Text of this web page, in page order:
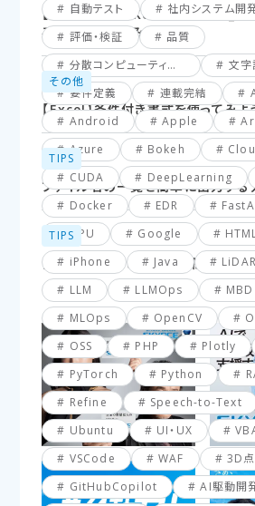
自動テスト
社内システム開
評価・検証
品質
分散コンピューティング
文字
要件定義
連載完結
Android
Apple
Azure
Bokeh
CUDA
DeepLearning
Docker
EDR
GPU
Google
iPhone
Java LiDAR
LLM
LLMOps MBD
MLOps
OpenCV
OSS
PHP Plotly
PyTorch
Python
Refine
Speech-to-Text
Ubuntu
UI・UX
VSCode
WAF 3D
GitHubCopilot
AI駆動開
【Excel】XLOOKUP関数応用編_複
るセルを探してみよう！
その他
【Excel】条件付き書式を使ってみよ
TIPS
ファイル名の一覧を簡単に出力する
TIPS
【VBA】最終行と最終列を簡単に取